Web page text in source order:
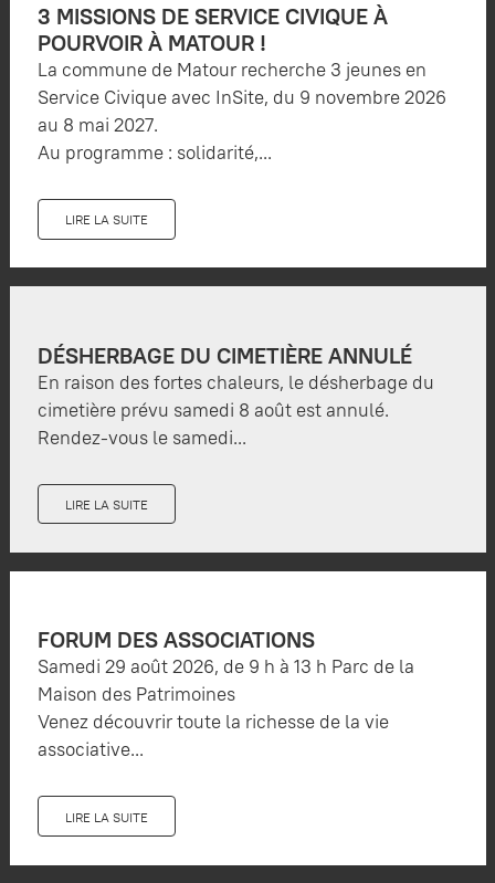
3 MISSIONS DE SERVICE CIVIQUE À
POURVOIR À MATOUR !
La commune de Matour recherche 3 jeunes en
Service Civique avec InSite, du 9 novembre 2026
au 8 mai 2027.
Au programme : solidarité,...
LIRE LA SUITE
DÉSHERBAGE DU CIMETIÈRE ANNULÉ
En raison des fortes chaleurs, le désherbage du
cimetière prévu samedi 8 août est annulé.
Rendez-vous le samedi...
LIRE LA SUITE
FORUM DES ASSOCIATIONS
Samedi 29 août 2026, de 9 h à 13 h Parc de la
Maison des Patrimoines
Venez découvrir toute la richesse de la vie
associative...
LIRE LA SUITE